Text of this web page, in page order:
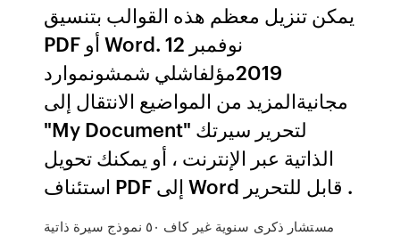
يمكن تنزيل معظم هذه القوالب بتنسيق
PDF أو Word. 12 نوفمبر
2019مؤلفاشلي شمشونموارد
مجانيةالمزيد من المواضيع الانتقال إلى
"My Document" لتحرير سيرتك
الذاتية عبر الإنترنت ، أو يمكنك تحويل
استئناف PDF إلى Word قابل للتحرير .
مستشار ذكرى سنوية غير كاف ٥٠ نموذج سيرة ذاتية